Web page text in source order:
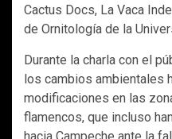
Cactus Docs, La Vaca
de Ornitología de la
Durante la charla con el
los cambios ambientales
modificaciones en las
flamencos, que incluso